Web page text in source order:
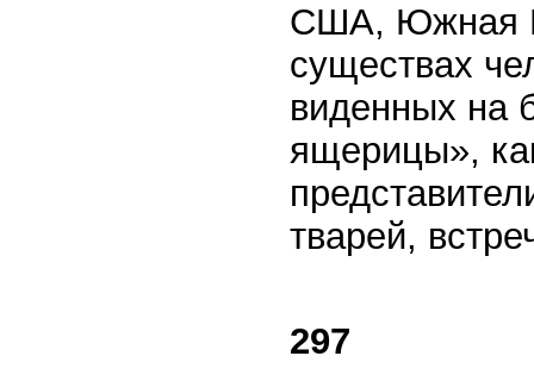
США, Южная
существах
виденных на
ящерицы»,
тварей,
297